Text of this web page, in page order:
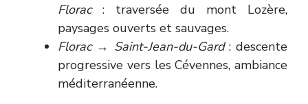
Florac: traversée du mont Lozère,
paysages ouverts et sauvages.
Florac → Saint-Jean-du-Gard: descente
progressive vers les Cévennes, ambiance
méditerranéenne.